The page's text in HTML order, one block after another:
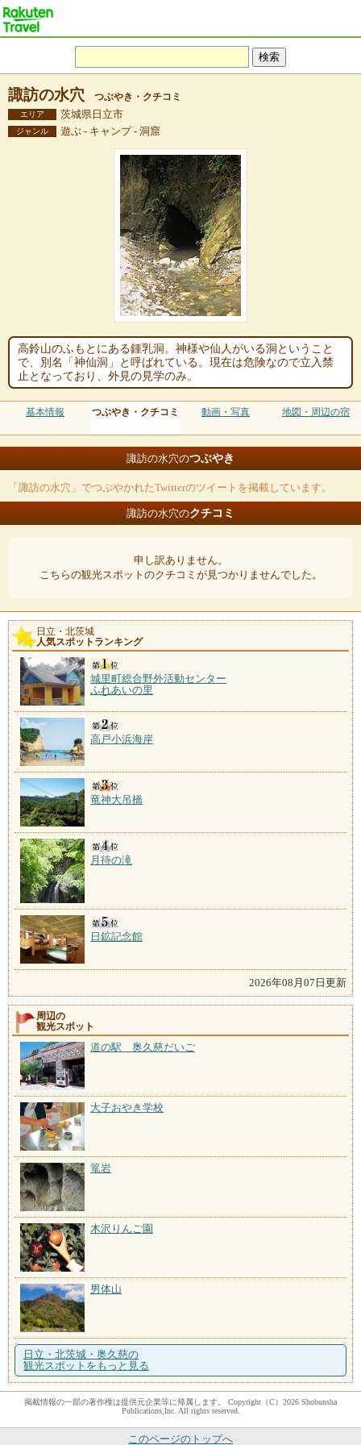
諏訪の水穴 つぶやき・クチコミ
エリア 茨城県日立市
ジャンル 遊ぶ - キャンプ - 洞窟
高鈴山のふもとにある鍾乳洞。神様や仙人がいる洞ということ
で、別名「神仙洞」と呼ばれている。現在は危険なので立入禁
止となっており、外見の見学のみ。
基本情報 つぶやき・クチコミ 動画・写真 地図・周辺の宿
諏訪の水穴のつぶやき
「諏訪の水穴」でつぶやかれたTwitterのツイートを掲載しています。
諏訪の水穴のクチコミ
申し訳ありません。
こちらの観光スポットのクチコミが見つかりませんでした。
日立・北茨城
人気スポットランキング
城里町総合野外活動センター
ふれあいの里
高戸小浜海岸
竜神大吊橋
月待の滝
日鉱記念館
2026年08月07日更新
周辺の
観光スポット
道の駅 奥久慈だいご
大子おやき学校
篭岩
木沢りんご園
男体山
日立・北茨城・奥久慈の
観光スポットをもっと見る
掲載情報の一部の著作権は提供元企業等に帰属します。 Copyright（C）2026 Shobunsha
Publications,Inc. All rights reserved.
このページのトップへ